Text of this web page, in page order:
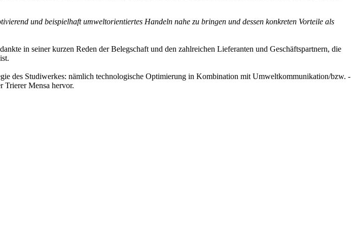
und beispielhaft umweltorientiertes Handeln nahe zu bringen und dessen konkreten Vorteile als
in seiner kurzen Reden der Belegschaft und den zahlreichen Lieferanten und Geschäftspartnern, die
des Studiwerkes: nämlich technologische Optimierung in Kombination mit Umweltkommunikation/bzw. -
Trierer Mensa hervor.